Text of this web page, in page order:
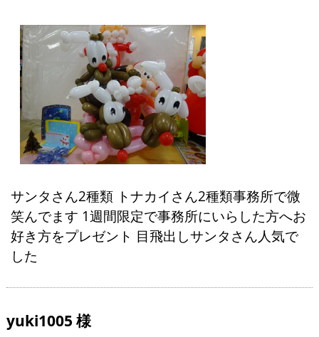
サンタさん2種類 トナカイさん2種類事務所で微
笑んでます 1週間限定で事務所にいらした方へお
好き方をプレゼント 目飛出しサンタさん人気で
した
yuki1005 様